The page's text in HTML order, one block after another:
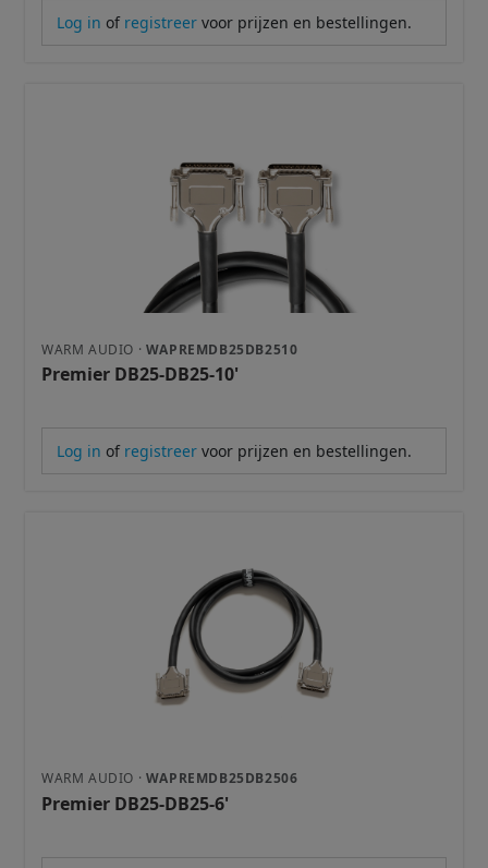
Log in of registreervoor prijzen en bestellingen.
WARM AUDIO · WAPREMDB25DB2510
Premier DB25-DB25-10'
Log in of registreervoor prijzen en bestellingen.
WARM AUDIO · WAPREMDB25DB2506
Premier DB25-DB25-6'